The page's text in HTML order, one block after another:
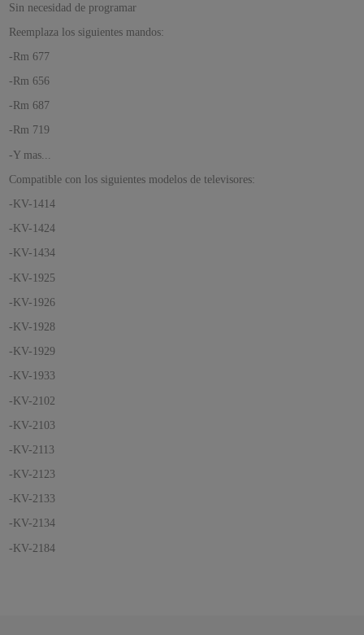
Sin necesidad de programar
Reemplaza los siguientes mandos:
-Rm 677
-Rm 656
-Rm 687
-Rm 719
-Y mas...
Compatible con los siguientes modelos de televisores:
-KV-1414
-KV-1424
-KV-1434
-KV-1925
-KV-1926
-KV-1928
-KV-1929
-KV-1933
-KV-2102
-KV-2103
-KV-2113
-KV-2123
-KV-2133
-KV-2134
-KV-2184